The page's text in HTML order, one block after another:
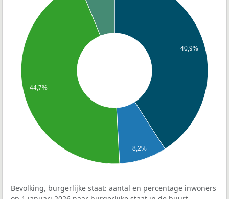
40,9%
8,2%
44,7%
Bevolking, burgerlijke staat: aantal en percentage inwoners